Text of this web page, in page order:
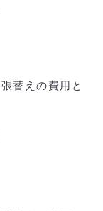
替えの費用と